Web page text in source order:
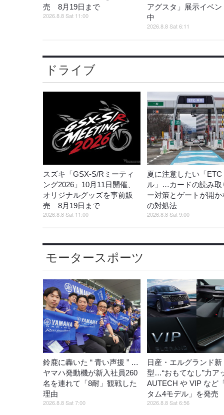
売 8月19日まで
2026.8.8 Sat 11:00
アグスタ」展示イベン
中
2026.8.8 Sat 6:11
ドライブ
スズキ「GSX-S/Rミーティ
ング2026」10月11日開催、
オリジナルグッズを事前販
売 8月19日まで
2026.8.8 Sat 11:00
夏に注意したい「ETC
ル」…カードの読み取
ー対策とゲートが開か
の対処法
2026.8.8 Sat 9:00
モータースポーツ
鈴鹿に轟いた “ 青い声援 ” …
ヤマハ発動機が新入社員260
名を連れて「8耐」観戦した
理由
2026.8.8 Sat 7:00
日産・エルグランド新
型…“おもてなし”力ア
AUTECH や VIP など
タム4モデル」を発
2026.8.8 Sat 6:56